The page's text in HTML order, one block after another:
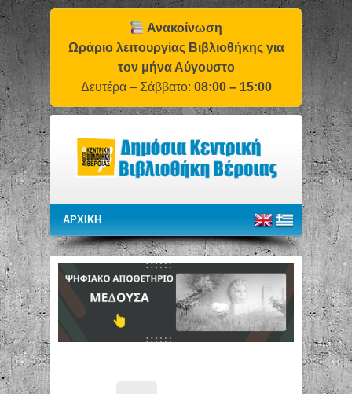
Ανακοίνωση
Ωράριο λειτουργίας Βιβλιοθήκης για
τον μήνα Αύγουστο
Δευτέρα – Σάββατο: 08:00 – 15:00